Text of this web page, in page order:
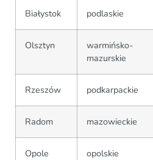
Białystok podlaskie
Olsztyn
warmińsko-
mazurskie
Rzeszów podkarpackie
Radom mazowieckie
Opole opolskie